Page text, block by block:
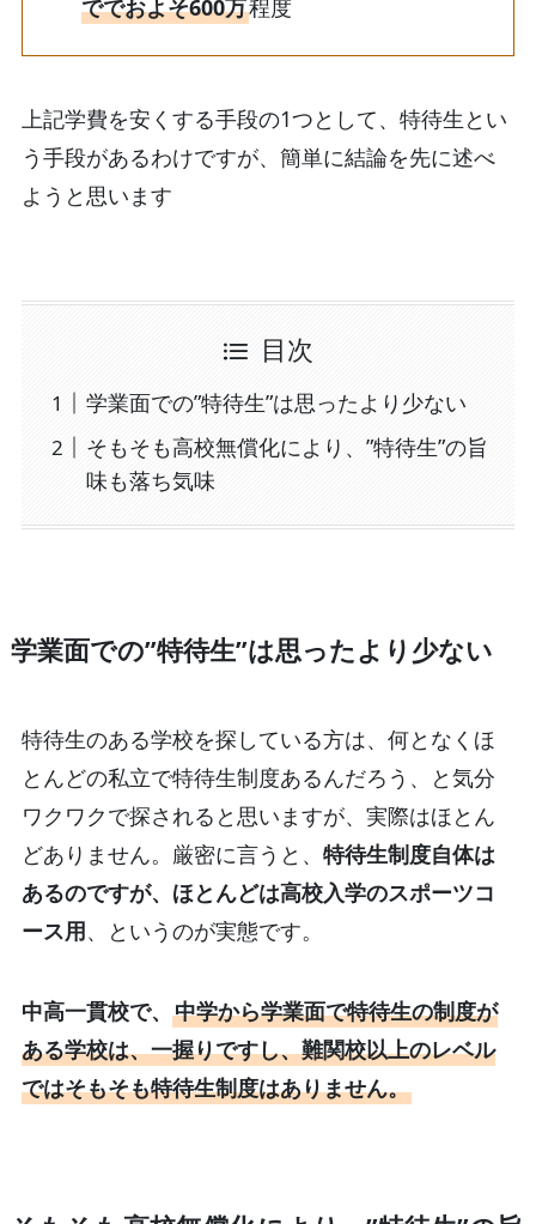
ででおよそ600万程度
上記学費を安くする手段の1つとして、特待生とい
う手段があるわけですが、簡単に結論を先に述べ
ようと思います
目次
学業面での”特待生”は思ったより少ない
そもそも高校無償化により、”特待生”の旨
味も落ち気味
学業面での”特待生”は思ったより少ない
特待生のある学校を探している方は、何となくほ
とんどの私立で特待生制度あるんだろう、と気分
ワクワクで探されると思いますが、実際はほとん
どありません。厳密に言うと、 特待生制度自体は
あるのですが、ほとんどは高校入学のスポーツコ
ース用、というのが実態です。
中高一貫校で、 中学から学業面で特待生の制度が
ある学校は、一握りですし、難関校以上のレベル
ではそもそも特待生制度はありません。